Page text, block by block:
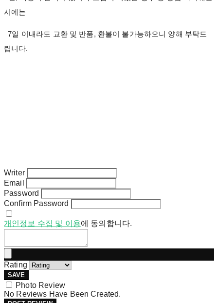
시에는
7일 이내라도 교환 및 반품, 환불이 불가능하오니 양해 부탁드
립니다.
Writer
Email
Password
Confirm Password
개인정보 수집 및 이용에 동의합니다.
Rating
SAVE
Photo Review
No Reviews Have Been Created.